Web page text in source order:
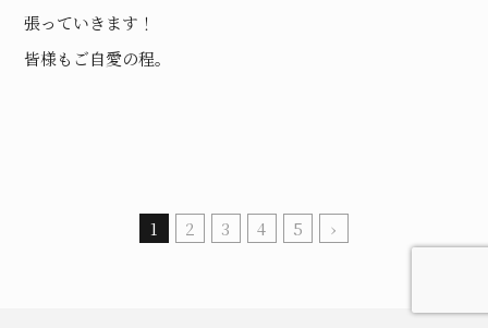
張っていきます！
皆様もご自愛の程。
1 2 3 4 5 ›